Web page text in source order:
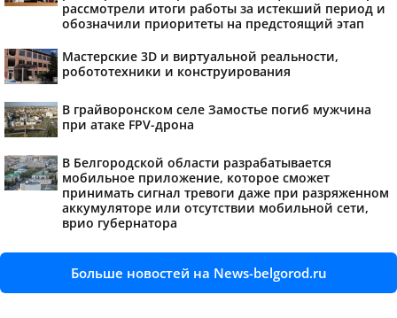
рассмотрели итоги работы за истекший период и
обозначили приоритеты на предстоящий этап
Мастерские 3D и виртуальной реальности,
робототехники и конструирования
В грайворонском селе Замостье погиб мужчина
при атаке FPV-дрона
В Белгородской области разрабатывается
мобильное приложение, которое сможет
принимать сигнал тревоги даже при разряженном
аккумуляторе или отсутствии мобильной сети,
врио губернатора
Больше новостей на News-belgorod.ru